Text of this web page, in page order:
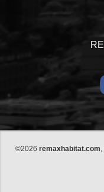
©2026 remaxhabitat.com